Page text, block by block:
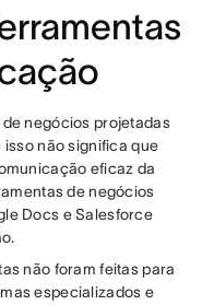
negócios projetadas
não significa que
eficaz da
de negócios
Docs e Salesforce
não foram feitas para
especializados e